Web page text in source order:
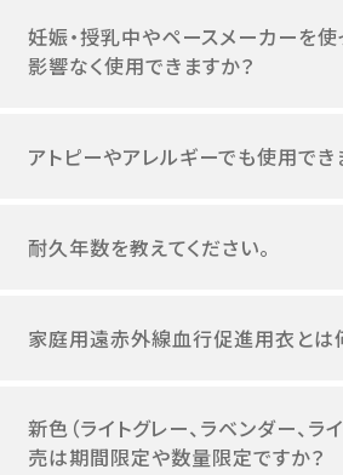
妊娠・授乳中やペースメーカーを使
影響なく使用できますか？
アトピーやアレルギーでも使用でき
耐久年数を教えてください。
家庭用遠赤外線血行促進用衣とは
新色（ライトグレー、ラベンダー、ラ
売は期間限定や数量限定ですか？